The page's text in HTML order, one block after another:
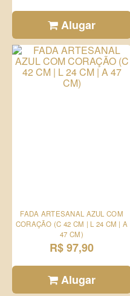
Alugar
FADA ARTESANAL AZUL COM
CORAÇÃO (C 42 CM | L 24 CM | A
47 CM)
R$ 97,90
Alugar